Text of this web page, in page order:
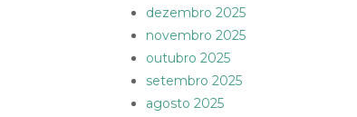
dezembro 2025
novembro 2025
outubro 2025
setembro 2025
agosto 2025